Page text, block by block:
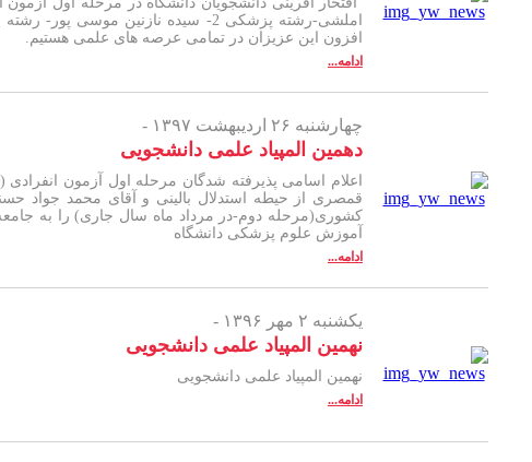
افزون این عزیزان در تمامی عرصه های علمی هستیم.
ادامه...
چهارشنبه ۲۶ اردیبهشت ۱۳۹۷ -
دهمین المپیاد علمی دانشجویی
اعلام اسامی پذیرفته شدگان مرحله اول آزمون
قمصری از حیطه استدلال بالینی و آقای محمد جواد
کشوری(مرحله دوم-در مرداد ماه سال جاری) را به
آموزش علوم پزشکی دانشگاه
ادامه...
یکشنبه ۲ مهر ۱۳۹۶ -
نهمین المپیاد علمی دانشجویی
نهمین المپیاد علمی دانشجویی
ادامه...